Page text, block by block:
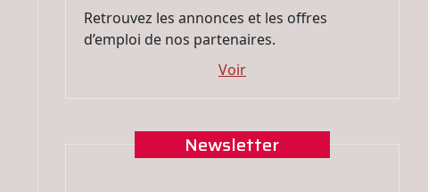
Retrouvez les annonces et les offres
d’emploi de nos partenaires.
Voir
Newsletter